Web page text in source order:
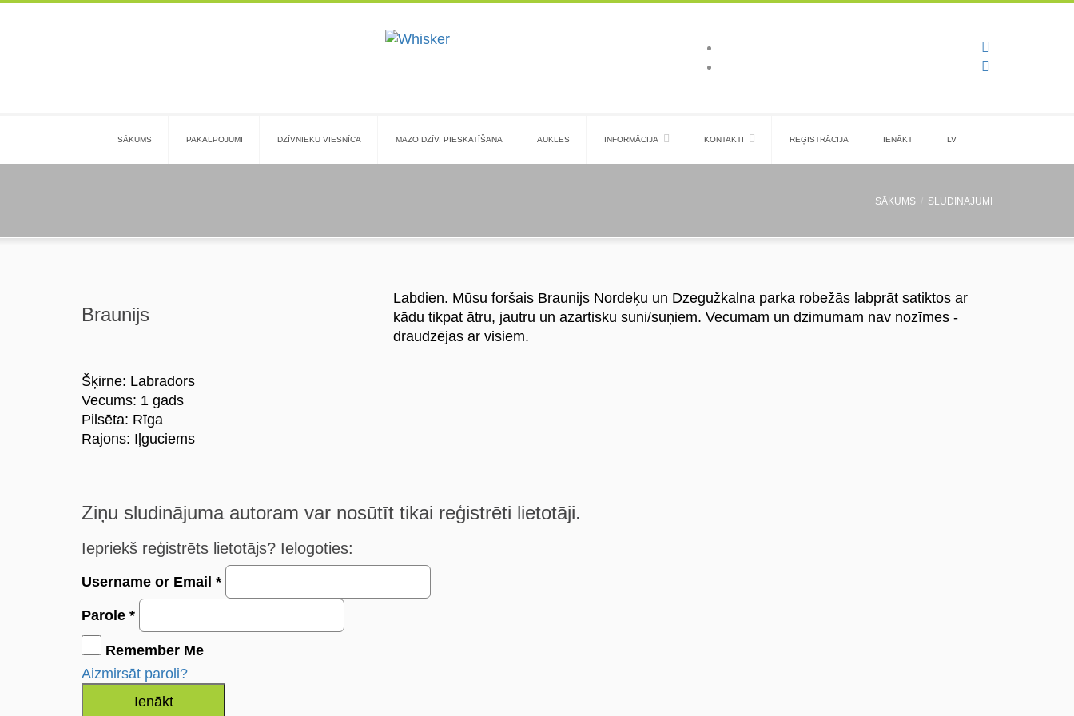
SĀKUMS PAKALPOJUMI DZĪVNIEKU VIESNĪCA MAZO DZĪV. PIESKATĪŠANA AUKLES INFORMĀCIJA KONTAKTI REĢISTRĀCIJA IENĀKT LV
SĀKUMS SLUDINAJUMI
Braunijs
Šķirne: Labradors
Vecums: 1 gads
Pilsēta: Rīga
Rajons: Iļguciems
Labdien. Mūsu foršais Braunijs Nordeķu un Dzegužkalna parka robežās labprāt satiktos ar
kādu tikpat ātru, jautru un azartisku suni/suņiem. Vecumam un dzimumam nav nozīmes -
draudzējas ar visiem.
Ziņu sludinājuma autoram var nosūtīt tikai reģistrēti lietotāji.
Iepriekš reģistrēts lietotājs? Ielogoties:
Username or Email *
Parole *
Remember Me
Aizmirsāt paroli?
Ienākt